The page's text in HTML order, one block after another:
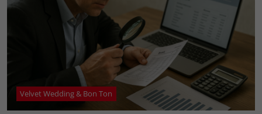
Velvet Wedding & Bon Ton